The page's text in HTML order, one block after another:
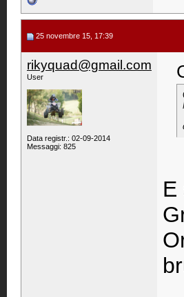
25 novembre 15, 17:39
rikyquad@gmail.com
User
Data registr.: 02-09-2014
Messaggi: 825
E